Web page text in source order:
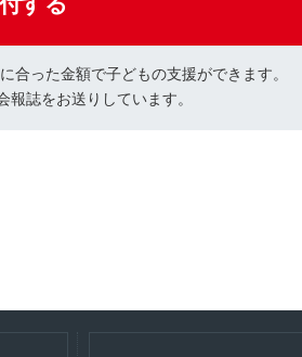
合った金額で子どもの支援ができます。
報誌をお送りしています。